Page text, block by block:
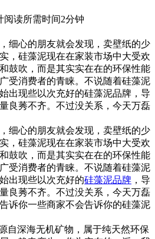
阅读所需时间2分钟
细心的朋友就会发现，卖壁纸的少
，硅藻泥现在在家装市场中大受欢
鼓吹，而是其实实在在的环保性能
受消费者的青睐。不说随着硅藻泥
出现些以次充好的硅藻泥品牌，导
良莠不齐。不过没关系，今天万磊
细心的朋友就会发现，卖壁纸的少
，硅藻泥现在在家装市场中大受欢
鼓吹，而是其实实在在的环保性能
受消费者的青睐。不说随着硅藻泥
出现些以次充好的硅藻泥品牌 ，导
良莠不齐。不过没关系，今天万磊
诉你一些商家不会告诉你的硅藻泥
自深海无机矿物，属于纯天然环保